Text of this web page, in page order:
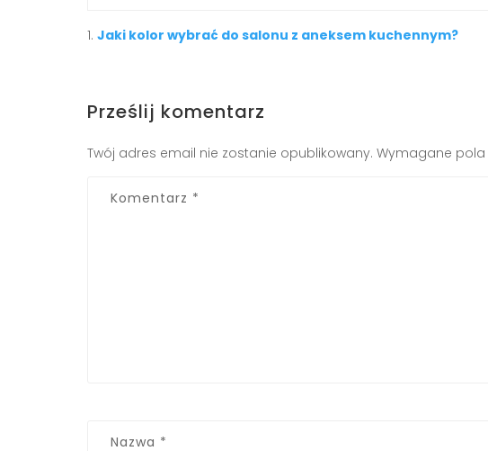
Jaki kolor wybrać do salonu z aneksem kuchennym?
Prześlij komentarz
Twój adres email nie zostanie opublikowany. Wymagane